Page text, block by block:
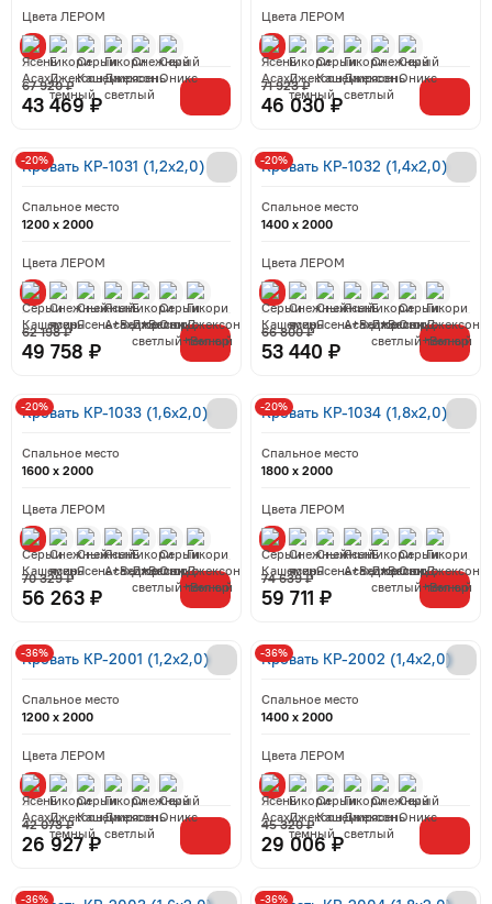
Цвета ЛЕРОМ
43 469 ₽
67 920 ₽
Цвета ЛЕРОМ
46 030 ₽
71 923 ₽
Кровать КР-1031 (1,2x2,0)
Спальное место
1200 x 2000
Цвета ЛЕРОМ
49 758 ₽
62 198 ₽
-20% Кровать КР-1032 (1,4x2,0)
Спальное место
1400 x 2000
Цвета ЛЕРОМ
53 440 ₽
66 800 ₽
-20%
Кровать КР-1033 (1,6x2,0)
Спальное место
1600 x 2000
Цвета ЛЕРОМ
56 263 ₽
70 329 ₽
-20% Кровать КР-1034 (1,8x2,0)
Спальное место
1800 x 2000
Цвета ЛЕРОМ
59 711 ₽
74 639 ₽
-20%
Кровать КР-2001 (1,2x2,0)
Спальное место
1200 x 2000
Цвета ЛЕРОМ
26 927 ₽
42 073 ₽
-36% Кровать КР-2002 (1,4x2,0)
Спальное место
1400 x 2000
Цвета ЛЕРОМ
29 006 ₽
45 320 ₽
-36%
-36% -36%